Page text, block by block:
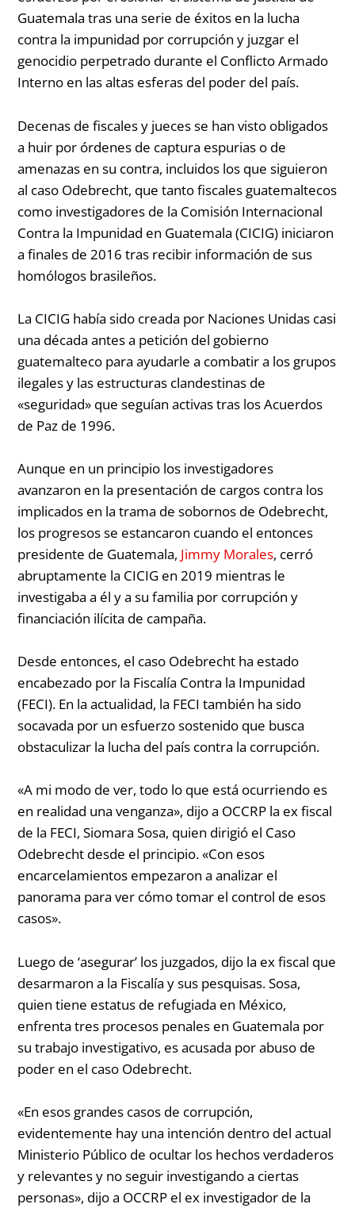
Guatemala tras una serie de éxitos en la lucha
contra la impunidad por corrupción y juzgar el
genocidio perpetrado durante el Conflicto Armado
Interno en las altas esferas del poder del país.
Decenas de fiscales y jueces se han visto obligados
a huir por órdenes de captura espurias o de
amenazas en su contra, incluidos los que siguieron
al caso Odebrecht, que tanto fiscales guatemaltecos
como investigadores de la Comisión Internacional
Contra la Impunidad en Guatemala (CICIG) iniciaron
a finales de 2016 tras recibir información de sus
homólogos brasileños.
La CICIG había sido creada por Naciones Unidas casi
una década antes a petición del gobierno
guatemalteco para ayudarle a combatir a los grupos
ilegales y las estructuras clandestinas de
«seguridad» que seguían activas tras los Acuerdos
de Paz de 1996.
Aunque en un principio los investigadores
avanzaron en la presentación de cargos contra los
implicados en la trama de sobornos de Odebrecht,
los progresos se estancaron cuando el entonces
presidente de Guatemala, Jimmy Morales, cerró
abruptamente la CICIG en 2019 mientras le
investigaba a él y a su familia por corrupción y
financiación ilícita de campaña.
Desde entonces, el caso Odebrecht ha estado
encabezado por la Fiscalía Contra la Impunidad
(FECI). En la actualidad, la FECI también ha sido
socavada por un esfuerzo sostenido que busca
obstaculizar la lucha del país contra la corrupción.
«A mi modo de ver, todo lo que está ocurriendo es
en realidad una venganza», dijo a OCCRP la ex fiscal
de la FECI, Siomara Sosa, quien dirigió el Caso
Odebrecht desde el principio. «Con esos
encarcelamientos empezaron a analizar el
panorama para ver cómo tomar el control de esos
casos».
Luego de ‘asegurar’ los juzgados, dijo la ex fiscal que
desarmaron a la Fiscalía y sus pesquisas. Sosa,
quien tiene estatus de refugiada en México,
enfrenta tres procesos penales en Guatemala por
su trabajo investigativo, es acusada por abuso de
poder en el caso Odebrecht.
«En esos grandes casos de corrupción,
evidentemente hay una intención dentro del actual
Ministerio Público de ocultar los hechos verdaderos
y relevantes y no seguir investigando a ciertas
personas», dijo a OCCRP el ex investigador de la